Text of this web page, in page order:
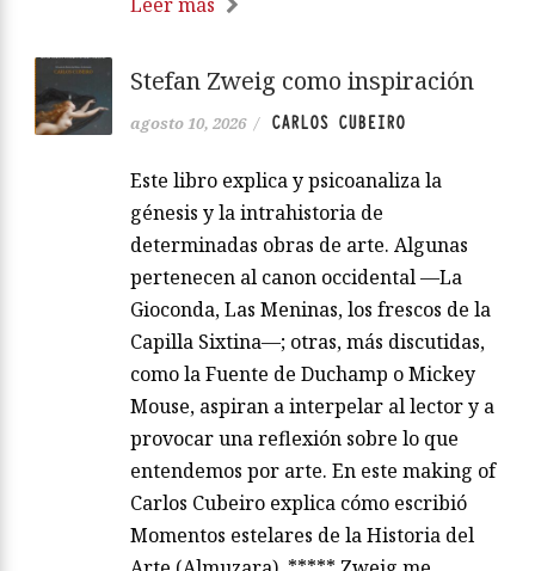
Leer más
Stefan Zweig como inspiración
agosto 10, 2026 / CARLOS CUBEIRO
Este libro explica y psicoanaliza la
génesis y la intrahistoria de
determinadas obras de arte. Algunas
pertenecen al canon occidental —La
Gioconda, Las Meninas, los frescos de la
Capilla Sixtina—; otras, más discutidas,
como la Fuente de Duchamp o Mickey
Mouse, aspiran a interpelar al lector y a
provocar una reflexión sobre lo que
entendemos por arte. En este making of
Carlos Cubeiro explica cómo escribió
Momentos estelares de la Historia del